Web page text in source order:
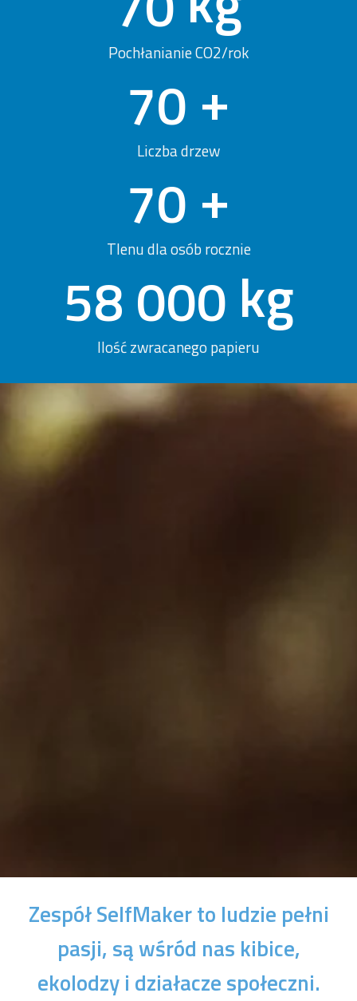
Pochłanianie CO2/rok
97 +
Liczba drzew
97 +
Tlenu dla osób rocznie
58 000 kg
Ilość zwracanego papieru
Zespół SelfMaker to ludzie pełni
pasji, są wśród nas kibice,
ekolodzy i działacze społeczni.